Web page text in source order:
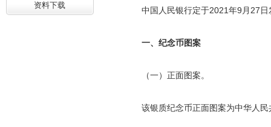
资料下载
中国人民银行定于2021年9月27日
一、纪念币图案
（一）正面图案。
该银质纪念币正面图案为中华人民